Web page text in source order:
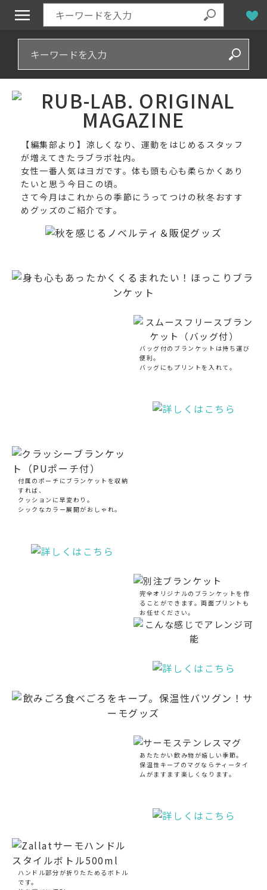
【編集部より】涼しくなり、運動をはじめるスタッフ
が増えてきたラブラボ社内。
女性一番人気はヨガです。体も頭も心も柔らかくあり
たいと思う今日この頃。
さて今月はこれからの季節にうってつけの秋冬おすす
めグッズのご紹介です。
バッグ付のブランケットは持ち運び
便利。
バッグにもプリントを入れて。
付属のポーチにブランケットを収納
すれば、
クッションに早変わり。
シックなカラー展開がおしゃれ。
完全オリジナルのブランケットを作
ることができます。両面プリントも
お任せください。
あたたかい飲み物が嬉しい季節。
保温性キープのマグならティータイ
ムがますます楽しくなります。
ハンドル部分が折りたためるボトル
です。